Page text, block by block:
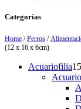
Categorías
Home /Perros /
(12 x 16 x 6cm)
Acuariofilia